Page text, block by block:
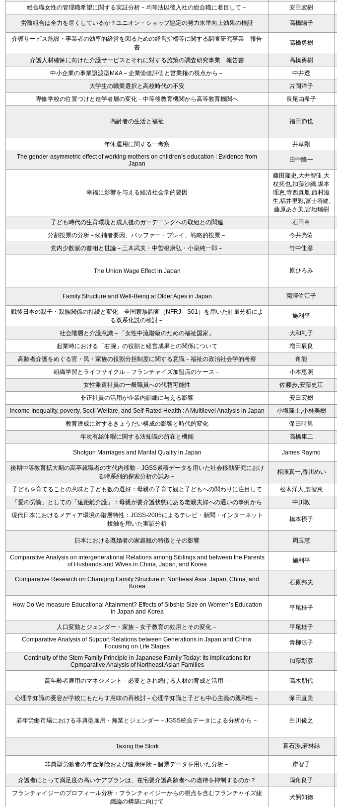
総合職女性の管理職希望に関する実証分析－均等法以後入社の総合職に着目して－
安田宏樹
労働組合は全力を尽くしているか？ユニオン・ショップ協定の努力水準向上効果の検証 高橋陽子
介護サービス施設・事業者の効率的経営を図るための経営指標等に関する調査研究事業 報告
書
高橋勇樹
介護人材確保に向けた介護サービスとそれに対する施策の調査研究事業 報告書 高橋勇樹
中小企業の事業譲渡型M&A－企業価値評価と営業権の視点から－
中井透
大学生の職業選択と高校時代の不安
片岡洋子
専修学校の位置づけと進学者層の変化－中等後教育機関から高等教育機関へ
長尾由希子
高齢者の生活と福祉 福田節也
年休運用に関する一考察
井草剛
The gender-asymmetric effect of working mothers on children’s education : Evidence from
Japan
田中隆一
幸福に影響を与える経済社会学的要因
藤田隆史,大井智佳,大
杖拓也,加藤沙織,坂本
理恵,寺西真胤,西村滋
生,福井里彩,冨士谷健,
藤原あさ美,宮地瑞樹
子ども時代の生育環境と成人後のガーデニングへの取組との関連 石田章
分割投票の分析－候補者要因、バッファー・プレイ、戦略的投票－
今井亮佑
党内少数派の首相と世論－三木武夫・中曽根康弘・小泉純一郎－
竹中佳彦
The Union Wage Effect in Japan 原ひろみ
Family Structure and Well-Being at Older Ages in Japan 菊澤佐江子
戦後日本の親子・親族関係の持続と変化－全国家族調査（NFRJ－S01）を用いた計量分析によ
る双系化説の検討－
施利平
社会階層と介護意識－「女性中流階級のための福祉国家」 大和礼子
起業時における「右腕」の役割と経営成果との関係について
増田辰良
高齢者介護をめぐる官・民・家族の役割分担制度に関する意識－福祉の政治社会学的考察
角能
組織学習とライフサイクル－フランチャイズ加盟店のケース－
小本恵照
女性派遣社員の一般職員への代替可能性
佐藤歩,安藤史江
非正社員の活用が企業内訓練に与える影響
安田宏樹
Income Inequality, poverty, Socil Welfare, and Self-Rated Health : A Multilevel Analysis in Japan
小塩隆士,小林美樹
教育達成に対するきょうだい構成の影響と時代的変化
保田時男
年次有給休暇に関する法知識の所在と機能
高橋康二
Shotgun Marriages and Marital Quality in Japan James Raymo
後期中等教育拡大期の高卒就職者の世代内移動－JGSS累積データを用いた社会移動研究におけ
る時系列的探索分析の試み－
相澤真一,香川めい
子どもを育てることの意味と子ども数の選好：母親の子育て観と子どもへの関わりに注目して
松木洋人,裵智恵
「愛の労働」としての「遠距離介護」：母親が要介護状態にある老親夫婦への通いの事例から
中川敦
現代日本におけるメディア環境の階層特性：JGSS-2005によるテレビ・新聞・インターネット
接触を用いた実証分析
橋本摂子
日本における既婚者の家庭観の特徴とその影響 周玉慧
Comparative Analysis on intergenerational Relations among Siblings and between the Parents
of Husbands and Wives in China, Japan, and Korea
施利平
Comparative Research on Changing Family Structure in Northeast Asia :Japan, China, and
Korea
石原邦夫
How Do We measure Educational Attainment? Effects of Sibship Size on Women’s Education
in Japan and Korea
平尾桂子
人口変動とジェンダー・家族－女子教育の効用とその変化－
平尾桂子
Comparative Analysis of Support Relations between Generations in Japan and China:
Focusing on Life Stages
青柳涼子
Continuity of the Stem Family Principle in Japanese Family Today: Its Implications for
Cpmparative Analysis of Northeast Asian Families
加藤彰彦
高年齢者雇用のマネジメント－必要とされ続ける人材の育成と活用－ 高木朋代
心理学知識の受容が学校にもたらす意味の再検討－心理学知識と子ども中心主義の親和性－ 保田直美
若年労働市場における非典型雇用・無業とジェンダー－JGSS統合データによる分析から－ 白川俊之
Taxing the Stork 暮石渉,若林緑
非典型労働者の年金保険および健康保険－個票データを用いた分析－ 岸智子
介護者にとって満足度の高いケアプランは、在宅要介護高齢者への虐待を抑制するのか？
両角良子
フランチャイジーのプロフィール分析：フランチャイジーからの視点を含むフランチャイズ組
織論の構築に向けて
犬飼知徳